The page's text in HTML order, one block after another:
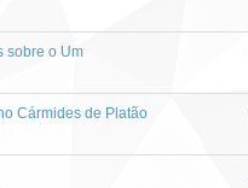
sobre o Um
Cármides de Platão